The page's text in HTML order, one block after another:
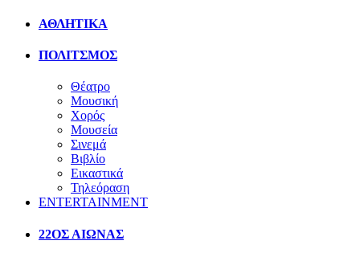
ΑΘΛΗΤΙΚΑ
ΠΟΛΙΤΣΜΟΣ
Θέατρο
Μουσική
Χορός
Μουσεία
Σινεμά
Βιβλίο
Εικαστικά
Τηλεόραση
ENTERTAINMENT
22ΟΣ ΑΙΩΝΑΣ